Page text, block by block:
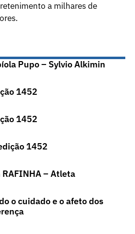
a milhares de
Pupo – Sylvio Alkimin
1452
1452
1452
– Atleta
o cuidado e o afeto dos